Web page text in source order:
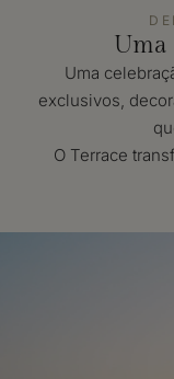
Uma
Uma
exclusivos,
O Terrace